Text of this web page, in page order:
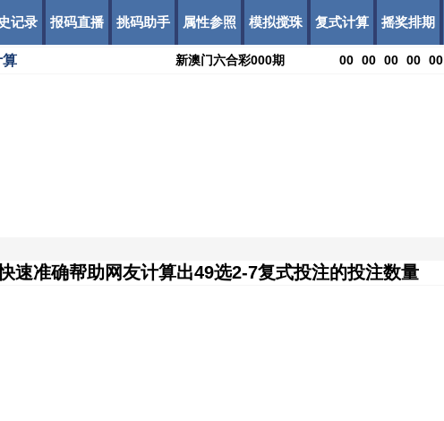
记录 报码直播 挑码助手 属性参照 模拟搅珠 复式计算 摇奖排期
算 新澳门六合彩000期 00 00 00 00 00
速准确帮助网友计算出49选2-7复式投注的投注数量